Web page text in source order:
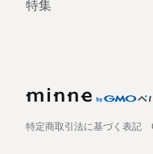
特集
特定商取引法に基づく表記